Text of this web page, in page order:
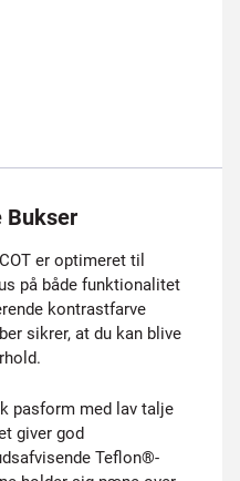
Bukser
er optimeret til
på både funktionalitet
kontrastfarve
sikrer, at du kan blive
pasform med lav talje
giver god
Teflon®-